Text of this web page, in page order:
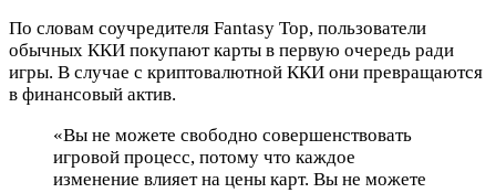
По словам соучредителя Fantasy Top, пользователи
обычных ККИ покупают карты в первую очередь ради
игры. В случае с криптовалютной ККИ они превращаются
в финансовый актив.
«Вы не можете свободно совершенствовать
игровой процесс, потому что каждое
изменение влияет на цены карт. Вы не можете